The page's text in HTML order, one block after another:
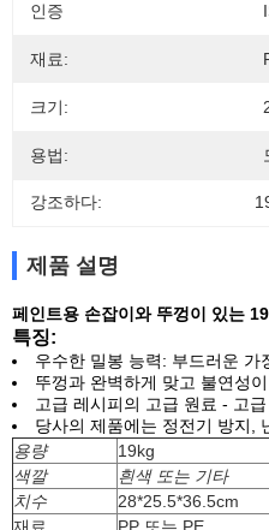
인증
재료:
크기:
용법:
강조하다:
제품 설명
페인트용 손잡이와 뚜껑이 있는
특징:
우수한 밀봉 능력: 부드러운 가
뚜껑과 완벽하게 맞고 불연성
고급 레시피의 고급 원료 - 고
당사의 제품에는 정전기 방지,
용량
19kg
색깔
흰색 또는 기타
치수
28*25.5*36.5cm